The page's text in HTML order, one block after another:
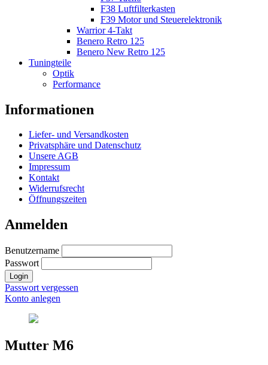
F38 Luftfilterkasten
F39 Motor und Steuerelektronik
Warrior 4-Takt
Benero Retro 125
Benero New Retro 125
Tuningteile
Optik
Performance
Informationen
Liefer- und Versandkosten
Privatsphäre und Datenschutz
Unsere AGB
Impressum
Kontakt
Widerrufsrecht
Öffnungszeiten
Anmelden
Benutzername
Passwort
Login
Passwort vergessen
Konto anlegen
Mutter M6